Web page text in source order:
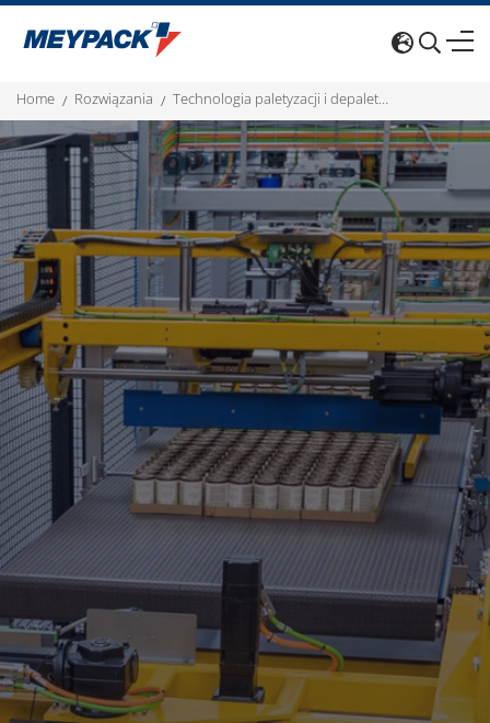
home rozwiązania technologia paletyzacji i depaletyzacji